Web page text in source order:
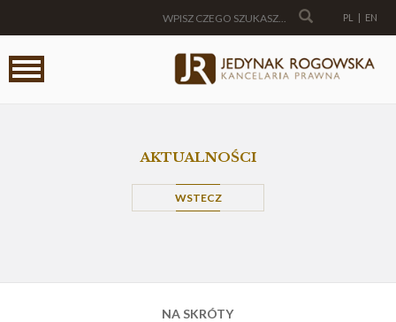
PL | EN
AKTUALNOŚCI
WSTECZ
NA SKRÓTY